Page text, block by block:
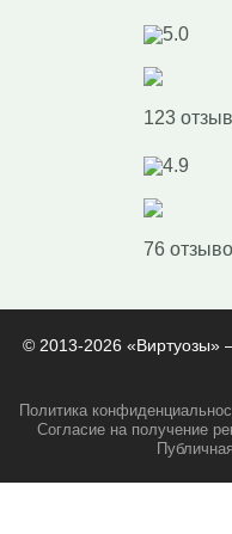
5.0
123
4.9
76
© 2013-2026 «Виртуозы»
Политика
Согласие на получение